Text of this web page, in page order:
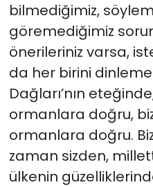
bilmediğimiz,
göremediğimiz
önerileriniz varsa,
da her birini
Dağları’nın eteğinde,
ormanlara doğru,
ormanlara doğru.
zaman sizden,
ülkenin